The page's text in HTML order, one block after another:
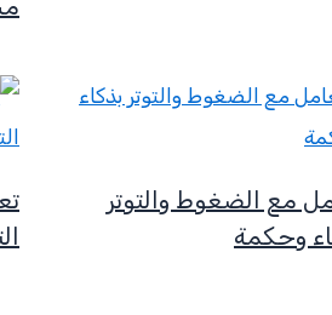
مع الضغوط والتوتر
وحكمة